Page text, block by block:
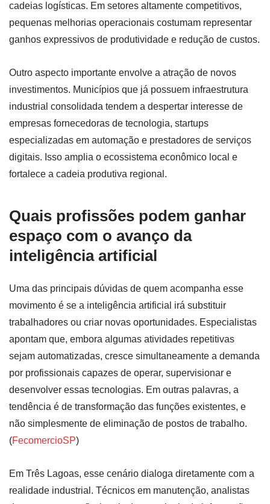
cadeias logísticas. Em setores altamente competitivos,
pequenas melhorias operacionais costumam representar
ganhos expressivos de produtividade e redução de custos.
Outro aspecto importante envolve a atração de novos
investimentos. Municípios que já possuem infraestrutura
industrial consolidada tendem a despertar interesse de
empresas fornecedoras de tecnologia, startups
especializadas em automação e prestadores de serviços
digitais. Isso amplia o ecossistema econômico local e
fortalece a cadeia produtiva regional.
Quais profissões podem ganhar
espaço com o avanço da
inteligência artificial
Uma das principais dúvidas de quem acompanha esse
movimento é se a inteligência artificial irá substituir
trabalhadores ou criar novas oportunidades. Especialistas
apontam que, embora algumas atividades repetitivas
sejam automatizadas, cresce simultaneamente a demanda
por profissionais capazes de operar, supervisionar e
desenvolver essas tecnologias. Em outras palavras, a
tendência é de transformação das funções existentes, e
não simplesmente de eliminação de postos de trabalho.
(FecomercioSP)
Em Três Lagoas, esse cenário dialoga diretamente com a
realidade industrial. Técnicos em manutenção, analistas